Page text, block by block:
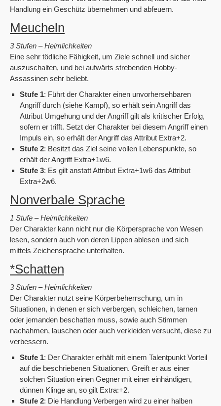
Handlung ein Geschütz übernehmen und abfeuern.
Meucheln
3 Stufen – Heimlichkeiten
Eine sehr tödliche Fähigkeit, um Ziele schnell und sicher
auszuschalten, und bei aufwärts strebenden Hobby-
Assassinen sehr beliebt.
Stufe 1: Führt der Charakter einen unvorhersehbaren
Angriff durch (siehe Kampf), so erhält sein Angriff das
Attribut Umgehung und der Angriff gilt als kritischer Erfolg,
sofern er trifft. Setzt der Charakter bei diesem Angriff einen
Impuls ein, so erhält der Angriff das Attribut Extra+2.
Stufe 2: Besitzt das Ziel seine vollen Lebenspunkte, so
erhält der Angriff Extra+1w6.
Stufe 3: Es gilt anstatt Attribut Extra+1w6 das Attribut
Extra+2w6.
Nonverbale Sprache
1 Stufe – Heimlichkeiten
Der Charakter kann nicht nur die Körpersprache von Wesen
lesen, sondern auch von deren Lippen ablesen und sich
mittels Zeichensprache unterhalten.
*Schatten
3 Stufen – Heimlichkeiten
Der Charakter nutzt seine Körperbeherrschung, um in
Situationen, in denen er sich verbergen, schleichen, tarnen
oder jemanden beschatten muss, sowie auch Stimmen
nachahmen, lauschen oder auch verkleiden versucht, diese zu
verbessern.
Stufe 1: Der Charakter erhält mit einem Talentpunkt Vorteil
auf die beschriebenen Situationen. Greift er aus einer
solchen Situation einen Gegner mit einer einhändigen,
dünnen Klinge an, so gilt Extra:+2.
Stufe 2: Die Handlung Verbergen wird zu einer halben